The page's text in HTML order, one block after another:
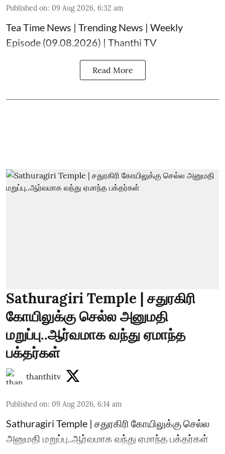
Published on: 09 Aug 2026, 6:32 am
Tea Time News | Trending News | Weekly
Episode (09.08.2026) | Thanthi TV
Read More
Sathuragiri Temple | சதுரகிரி
கோயிலுக்கு செல்ல அனுமதி
மறுப்பு..ஆர்வமாக வந்து ஏமாந்த
பக்தர்கள்
thanthitv
Published on: 09 Aug 2026, 6:14 am
Sathuragiri Temple | சதுரகிரி கோயிலுக்கு செல்ல
அனுமதி மறுப்பு..ஆர்வமாக வந்து ஏமாந்த பக்தர்கள்